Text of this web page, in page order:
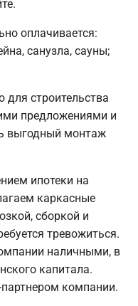
оплачивается:
санузла, сауны;
строительства
предложениями и
выгодный монтаж
ипотеки на
каркасные
сборкой и
тревожиться.
наличными, в
капитала.
компании.